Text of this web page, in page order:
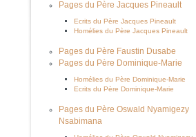
Pages du Père Jacques Pineault
Ecrits du Père Jacques Pineault
Homélies du Père Jacques Pineault
Pages du Père Faustin Dusabe
Pages du Père Dominique-Marie
Homélies du Père Dominique-Marie
Ecrits du Père Dominique-Marie
Pages du Père Oswald Nyamigezy
Nsabimana